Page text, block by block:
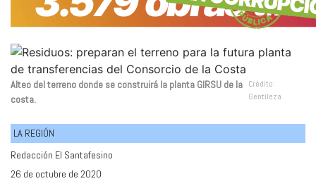
Alteo del terreno donde se construirá la planta GIRSU de la
costa.
Crédito:
Gentileza
LA REGIÓN
Redacción El Santafesino
26 de octubre de 2020